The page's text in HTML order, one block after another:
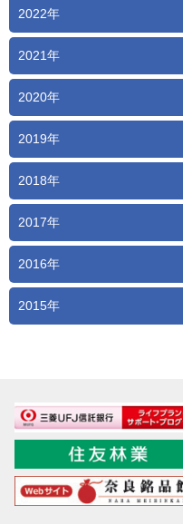
2022年
2021年
2020年
2019年
2018年
2017年
2016年
2015年